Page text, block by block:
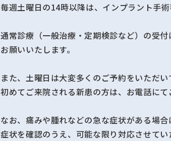
毎週土曜日の14時以降は、インプラント手
通常診療（一般治療・定期検診など）の受
お願いいたします。
また、土曜日は大変多くのご予約をいただ
初めてご来院される新患の方は、お電話にて
なお、痛みや腫れなどの急な症状がある場合
症状を確認のうえ、可能な限り対応させてい